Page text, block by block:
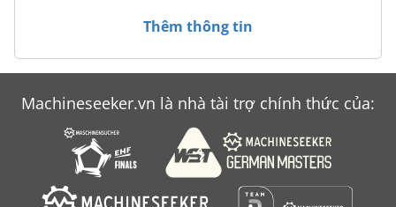
Thêm thông tin
Machineseeker.vn là nhà tài trợ chính thức của: